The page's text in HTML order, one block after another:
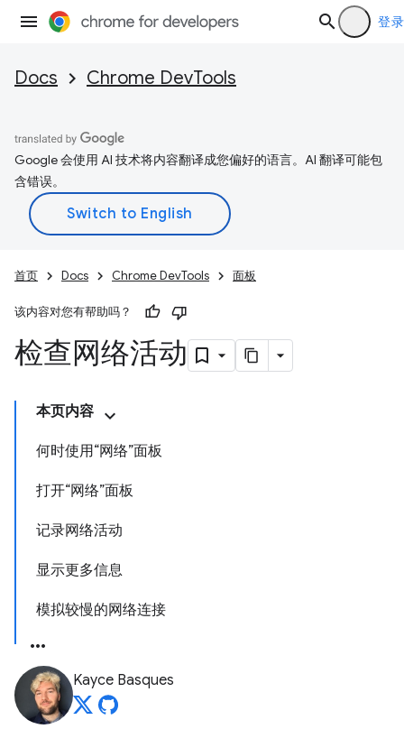
登录
Docs Chrome DevTools
Google 会使用 AI 技术将内容翻译成您偏好的语言。AI 翻译可能包
含错误。
首页 Docs Chrome DevTools 面板
该内容对您有帮助吗？
检查网络活动
本页内容
何时使用“网络”面板
打开“网络”面板
记录网络活动
显示更多信息
模拟较慢的网络连接
Kayce Basques